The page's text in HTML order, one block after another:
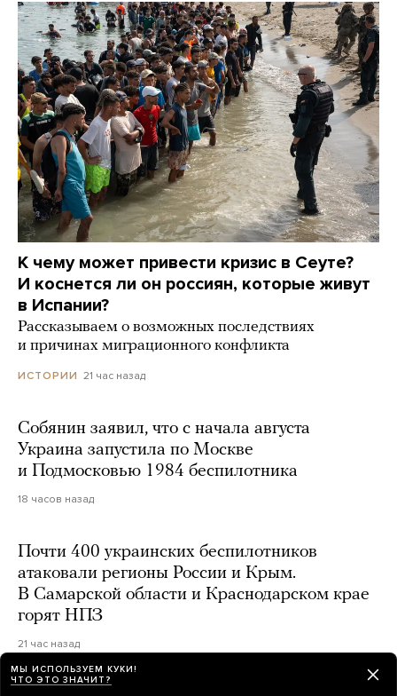
К чему может привести кризис в Сеуте?
И коснется ли он россиян, которые живут
в Испании?
Рассказываем о возможных последствиях
и причинах миграционного конфликта
ИСТОРИИ 21 час назад
Собянин заявил, что с начала августа
Украина запустила по Москве
и Подмосковью 1984 беспилотника
18 часов назад
Почти 400 украинских беспилотников
атаковали регионы России и Крым.
В Самарской области и Краснодарском крае
горят НПЗ
21 час назад
МЫ ИСПОЛЬЗУЕМ КУКИ!
ЧТО ЭТО ЗНАЧИТ?